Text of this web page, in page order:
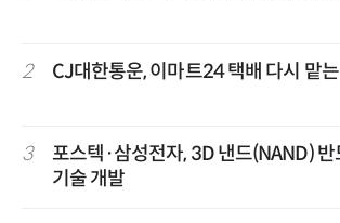
2 CJ대한통운, 이마트24 택배 다시 맡
3
포스텍·삼성전자, 3D 낸드(NAND) 반
기술 개발